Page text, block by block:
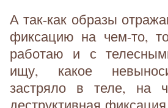
А так-как образы
фиксацию на чем-то,
работаю и с
ищу, какое
застряло в теле, на